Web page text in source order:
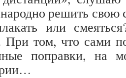
решить свою
или
При том, что сами
поправки, на